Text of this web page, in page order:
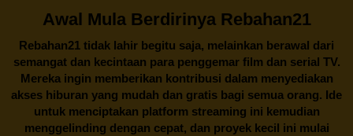
Awal Mula Berdirinya Rebahan21
Rebahan21 tidak lahir begitu saja, melainkan berawal dari
semangat dan kecintaan para penggemar film dan serial TV.
Mereka ingin memberikan kontribusi dalam menyediakan
akses hiburan yang mudah dan gratis bagi semua orang. Ide
untuk menciptakan platform streaming ini kemudian
menggelinding dengan cepat, dan proyek kecil ini mulai